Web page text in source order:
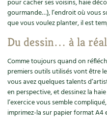
Cuisine saine
Manger bio
Cures, régimes
Dessert, Boulangerie
Techniques, conservation,
Le magazineLes 4 saisons
Stages
Cartes cadeau
Séjourner en Trièves
Nous contacter
Bricolages au jardin
Outils et ustensiles du jardin
Ravageurs et maladies au jardin
Petit élevage
Cuisine saine
Les chroniques de Marie
Forums
Habitat écologique
Cuisine saine
pour cacher ses voisins, haie
gourmande…), l’endroit où vous
que vous voulez planter, il est
Du dessin… à la
Comme toujours quand on
premiers outils utilisés vont être
vous avez quelques talents
en perspective, et dessinez la
l’exercice vous semble
imprimez-la sur papier format A4